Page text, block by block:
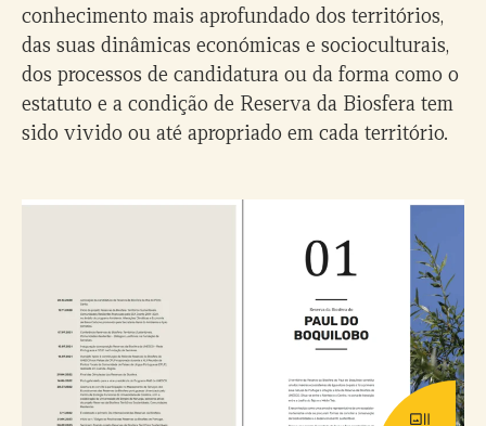
conhecimento mais aprofundado dos territórios,
das suas dinâmicas económicas e socioculturais,
dos processos de candidatura ou da forma como o
estatuto e a condição de Reserva da Biosfera tem
sido vivido ou até apropriado em cada território.